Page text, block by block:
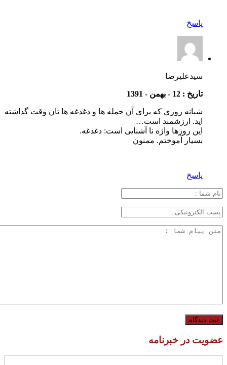
پاسخ
سیدعلیرضا
تاریخ : 12 - بهمن - 1391
شبانه روزی که برای آن جمله ها و دغدغه ها تان وقت گذاشته
اید. ارزشمند است…
این روزها واژه نا آشنایی است: دغدغه.
بسیار آموختم. ممنون
پاسخ
عضویت در خبرنامه